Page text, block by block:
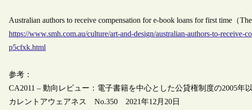
Australian authors to receive compensation for e-book loans for first time（
https://www.smh.com.au/culture/art-and-design/australian-authors-to-receive-
p5cfxk.html
参考：
CA2011 – 動向レビュー：電子書籍を中心とした公貸権制度の2005年
カレントアウェアネス No.350 2021年12月20日